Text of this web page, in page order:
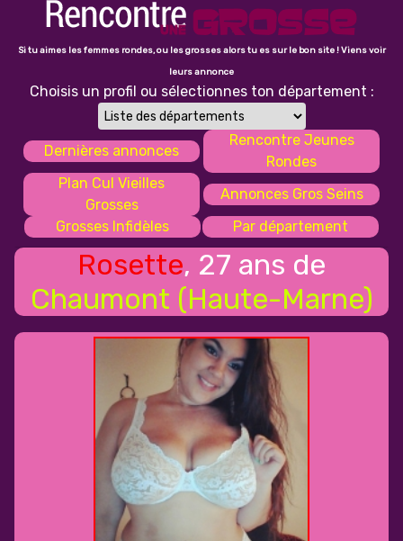
Si tu aimes les femmes rondes, ou les grosses alors tu es sur le bon site ! Viens voir
leurs annonce
Choisis un profil ou sélectionnes ton département :
Dernières annonces
Rencontre Jeunes
Rondes
Plan Cul Vieilles
Grosses
Annonces Gros Seins
Grosses Infidèles
Par département
Rosette, 27 ans de
Chaumont (Haute-Marne)